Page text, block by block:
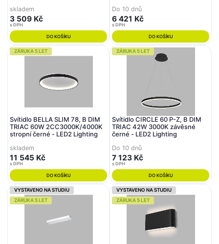
skladem
3 509 Kč
s DPH
DO KOŠÍKU
Do 10 dnů
6 421 Kč
s DPH
DO KOŠÍKU
ZÁRUKA 5 LET
Svítidlo BELLA SLIM 78, B DIM
TRIAC 60W 2CC3000K/4000K
stropní černé - LED2 Lighting
skladem
11 545 Kč
s DPH
DO KOŠÍKU
ZÁRUKA 5 LET
Svítidlo CIRCLE 60 P-Z, B DIM
TRIAC 42W 3000K závěsné
černé - LED2 Lighting
Do 10 dnů
7 123 Kč
s DPH
DO KOŠÍKU
VYSTAVENO NA STUDIU
ZÁRUKA 5 LET
VYSTAVENO NA STUDIU
ZÁRUKA 5 LET